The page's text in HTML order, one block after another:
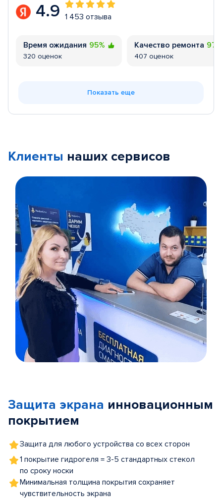
4.9 1 453 отзыва
Время ожидания 95%
320 оценок
Качество ремонта
407 оценок
Показать еще
Клиенты наших сервисов
5
Защита экрана инновационным
покрытием
Защита для любого устройства со всех сторон
1 покрытие гидрогеля = 3-5 стандартных стекол
по сроку носки
Минимальная толщина покрытия сохраняет
чувствительность экрана